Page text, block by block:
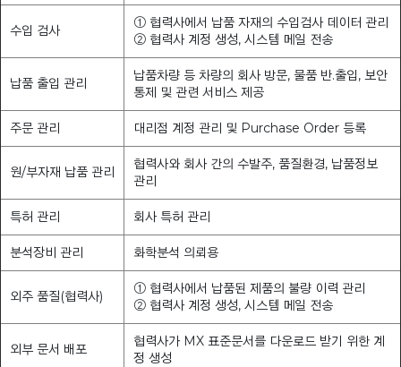
수입 검사
① 협력사에서 납품 자재의 수입검사 데이터 관리
② 협력사 계정 생성, 시스템 메일 전송
납품 출입 관리
납품차량 등 차량의 회사 방문, 물품 반.출입, 보안
통제 및 관련 서비스 제공
주문 관리 대리점 계정 관리 및 Purchase Order 등록
원/부자재 납품 관리
협력사와 회사 간의 수발주, 품질환경, 납품정보
관리
특허 관리 회사 특허 관리
분석장비 관리 화학분석 의뢰용
외주 품질(협력사)
① 협력사에서 납품된 제품의 불량 이력 관리
② 협력사 계정 생성, 시스템 메일 전송
외부 문서 배포
협력사가 MX 표준문서를 다운로드 받기 위한 계
정 생성